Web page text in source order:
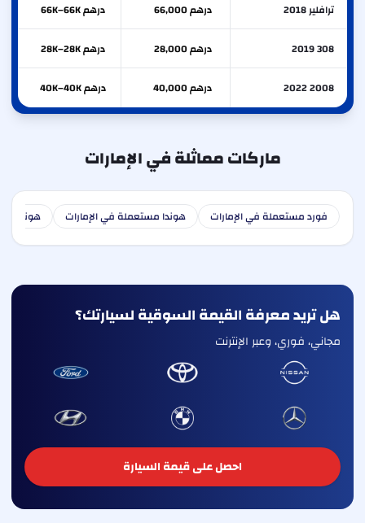
ترافلير 2018 درهم 66,000 درهم 66K–66K
308 2019 درهم 28,000 درهم 28K–28K
2008 2022 درهم 40,000 درهم 40K–40K
ماركات مماثلة في الإمارات
فورد مستعملة في الإمارات هوندا مستعملة في الإمارات هونداي
هل تريد معرفة القيمة السوقية لسيارتك؟
مجاني، فوري، وعبر الإنترنت
احصل على قيمة السيارة